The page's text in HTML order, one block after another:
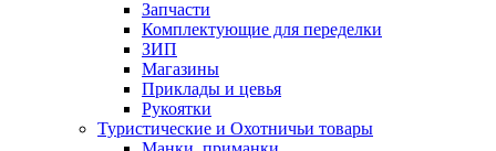
Запчасти
Комплектующие для переделки
ЗИП
Магазины
Приклады и цевья
Рукоятки
Туристические и Охотничьи товары